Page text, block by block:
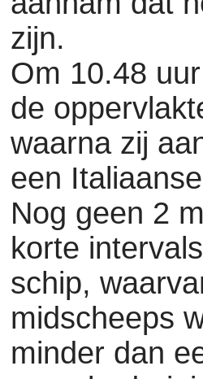
zijn.
Om 10.48
de
waarna zij
een
Nog geen 2
korte
schip,
midscheeps
minder dan